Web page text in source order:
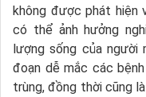
không được phát hiện
có thể ảnh hưởng
lượng sống của người
đoạn dễ mắc các
trùng, đồng thời cũng